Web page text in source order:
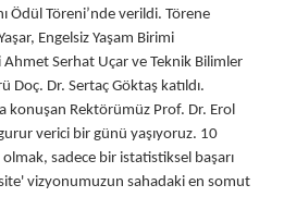
Ödül Töreni’nde verildi. Törene
Engelsiz Yaşam Birimi
Serhat Uçar ve Teknik Bilimler
Dr. Sertaç Göktaş katıldı.
konuşan Rektörümüz Prof. Dr. Erol
verici bir günü yaşıyoruz. 10
sadece bir istatistiksel başarı
vizyonumuzun sahadaki en somut